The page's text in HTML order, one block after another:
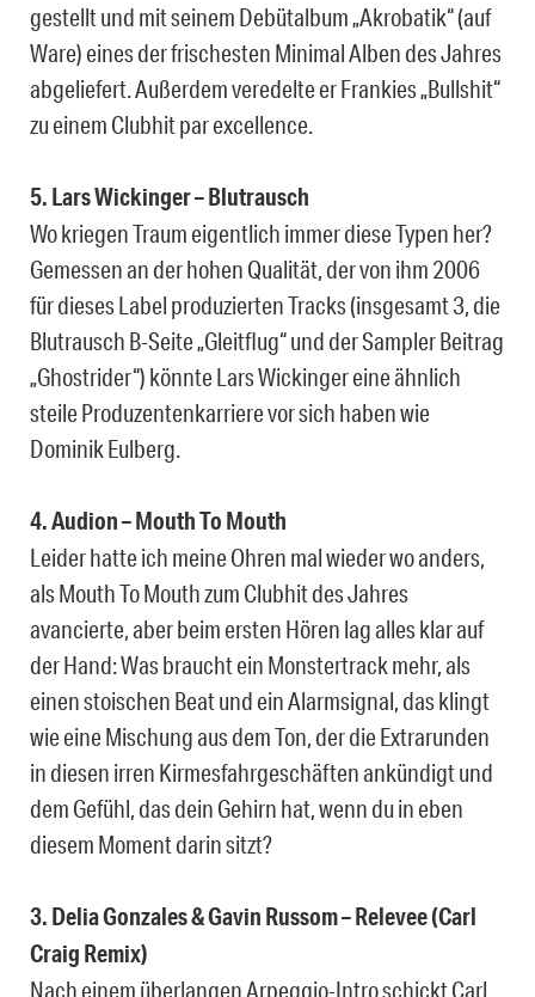
gestellt und mit seinem Debütalbum „Akrobatik“ (auf
Ware) eines der frischesten Minimal Alben des Jahres
abgeliefert. Außerdem veredelte er Frankies „Bullshit“
zu einem Clubhit par excellence.
5. Lars Wickinger – Blutrausch
Wo kriegen Traum eigentlich immer diese Typen her?
Gemessen an der hohen Qualität, der von ihm 2006
für dieses Label produzierten Tracks (insgesamt 3, die
Blutrausch B-Seite „Gleitflug“ und der Sampler Beitrag
„Ghostrider“) könnte Lars Wickinger eine ähnlich
steile Produzentenkarriere vor sich haben wie
Dominik Eulberg.
4. Audion – Mouth To Mouth
Leider hatte ich meine Ohren mal wieder wo anders,
als Mouth To Mouth zum Clubhit des Jahres
avancierte, aber beim ersten Hören lag alles klar auf
der Hand: Was braucht ein Monstertrack mehr, als
einen stoischen Beat und ein Alarmsignal, das klingt
wie eine Mischung aus dem Ton, der die Extrarunden
in diesen irren Kirmesfahrgeschäften ankündigt und
dem Gefühl, das dein Gehirn hat, wenn du in eben
diesem Moment darin sitzt?
3. Delia Gonzales & Gavin Russom – Relevee (Carl
Craig Remix)
Nach einem überlangen Arpeggio-Intro schickt Carl